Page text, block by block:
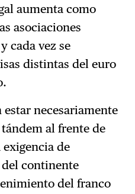
aumenta como
asociaciones
cada vez se
distintas del euro
necesariamente
al frente de
exigencia de
continente
del franco